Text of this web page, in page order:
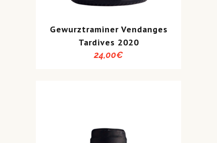
Gewurztraminer Vendanges
Tardives 2020
24,00€